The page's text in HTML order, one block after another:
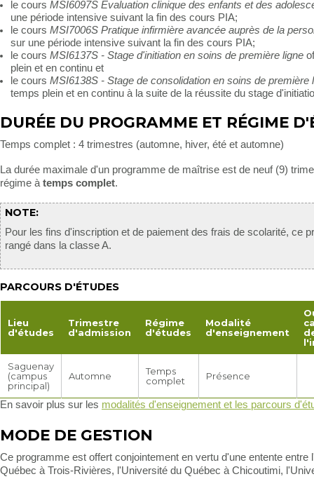
le cours MSI6097S Évaluation clinique des enfants et des
une période intensive suivant la fin des cours PIA;
le cours MSI7006S Pratique infirmière avancée auprès de la
sur une période intensive suivant la fin des cours PIA;
le cours MSI6137S - Stage d'initiation en soins de première ligne
plein et en continu et
le cours MSI6138S - Stage de consolidation en soins de première
temps plein et en continu à la suite de la réussite du stage
DURÉE DU PROGRAMME ET RÉGIME
Temps complet : 4 trimestres (automne, hiver, été et automne)
La durée maximale d'un programme de maîtrise est de neuf (9)
régime àtemps complet.
NOTE:
Pour les fins d'inscription et de paiement des frais de scolarité, ce
rangé dans la classe A.
PARCOURS D'ÉTUDES
Lieu
d'études
Trimestre
d'admission
Régime
d'études
Modalité
d'enseignement
Saguenay
(campus
principal)
Automne
Temps
complet
Présence
En savoir plus sur les modalités d'enseignement et les parcours
MODE DE GESTION
Ce programme est offert conjointement en vertu d'une entente entre
Québec à Trois-Rivières, l'Université du Québec à Chicoutimi,